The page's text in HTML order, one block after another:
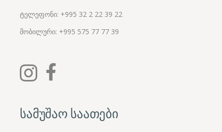
ტელეფონი: +995 32 2 22 39 22
მობილური: +995 575 77 77 39
სამუშაო საათები